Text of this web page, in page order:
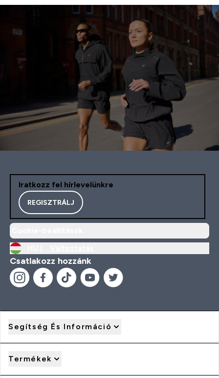
Iratkozz fel hírlevelünkre
REGISZTRÁLJ
Csatlakozz hozzánk
Segítség És Információ
Termékek